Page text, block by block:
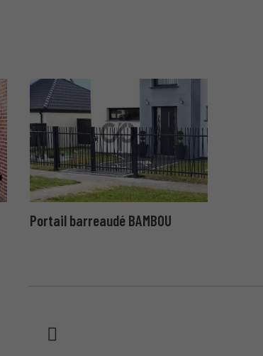
Portail barreaudé BAMBOU